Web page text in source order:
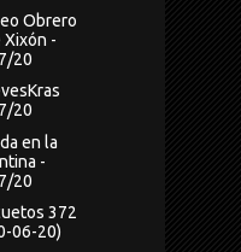
Obrero
Xixón -
20
20
en la
-
20
372
06-20)